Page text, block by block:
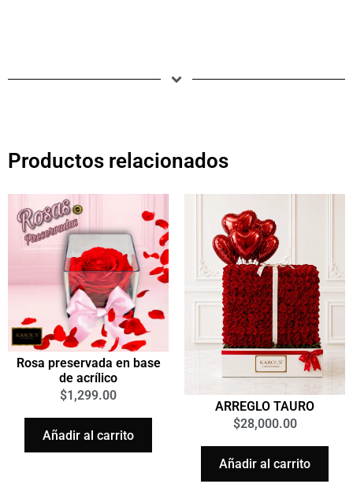
Productos relacionados
Rosa preservada en base
de acrílico
$1,299.00
Añadir al carrito
ARREGLO TAURO
$28,000.00
Añadir al carrito